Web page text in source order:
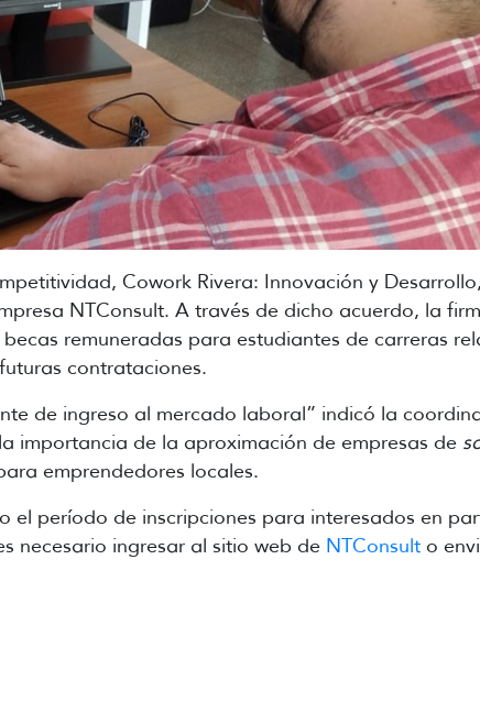
Cowork Rivera: Innovación y
NTConsult. A través de dicho acuerdo, la
remuneradas para estudiantes de carreras
contrataciones.
de ingreso al mercado laboral” indicó la
importancia de la aproximación de empresas de
emprendedores locales.
el período de inscripciones para interesados en
necesario ingresar al sitio web de NTConsult o